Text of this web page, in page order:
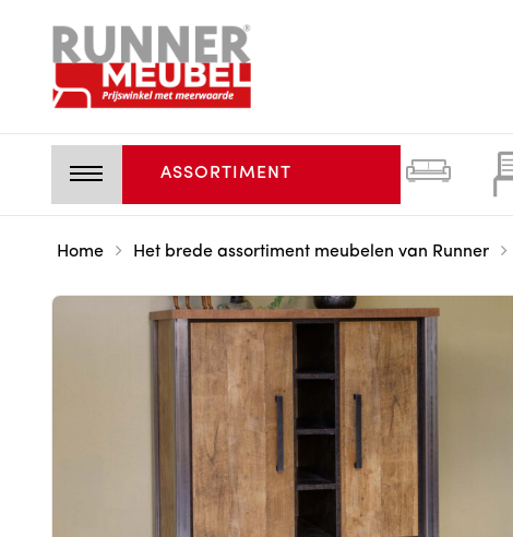
ASSORTIMENT
Home Het brede assortiment meubelen van Runner